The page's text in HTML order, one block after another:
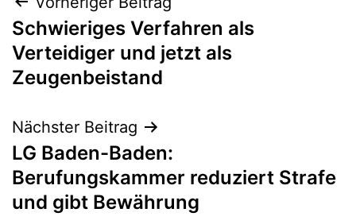
Schwieriges Verfahren als
Verteidiger und jetzt als
Zeugenbeistand
Nächster Beitrag
LG Baden-Baden:
Berufungskammer reduziert Strafe
und gibt Bewährung